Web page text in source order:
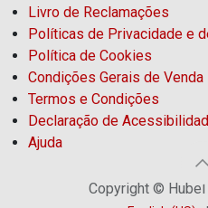
Livro de Reclamações
Políticas de Privacidade e
Política de Cookies
Condições Gerais de Venda
Termos e Condições
Declaração de
Ajuda
Copyright © Hubel